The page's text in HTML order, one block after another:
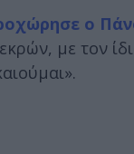
ο
με τον